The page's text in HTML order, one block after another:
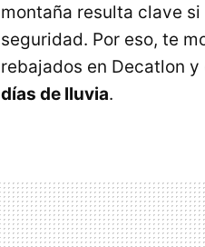
montaña resulta clave
seguridad. Por eso, te
rebajados en Decatlon
días de lluvia.